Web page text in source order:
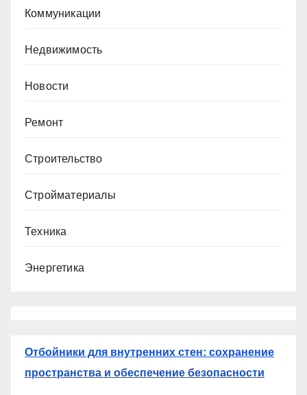
Коммуникации
Недвижимость
Новости
Ремонт
Строительство
Стройматериалы
Техника
Энергетика
Отбойники для внутренних стен: сохранение
пространства и обеспечение безопасности